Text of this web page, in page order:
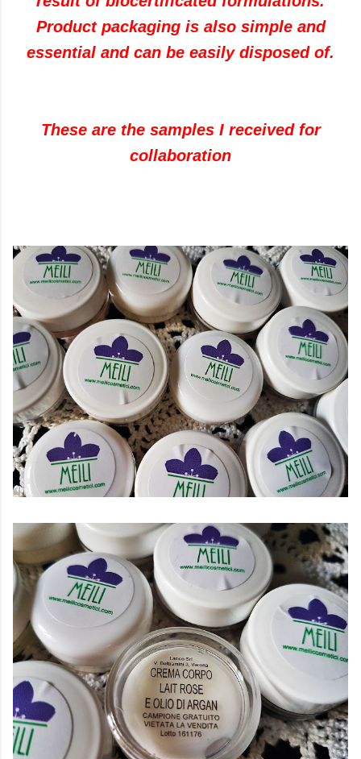
Product packaging is also simple and
essential and can be easily disposed of.
These are the samples I received for
collaboration